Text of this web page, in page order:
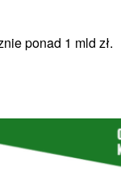
ponad 1 mld zł.